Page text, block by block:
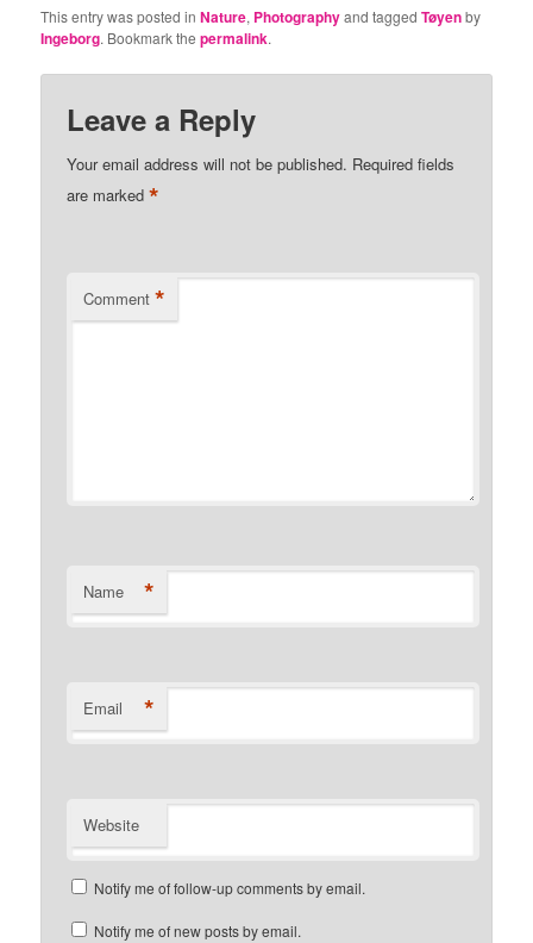
This entry was posted inNature, Photographyand taggedTøyenby
Ingeborg. Bookmark thepermalink.
Leave a Reply
Your email address will not be published. Required fields
are marked*
Comment *
Name *
Email *
Website
Notify me of follow-up comments by email.
Notify me of new posts by email.